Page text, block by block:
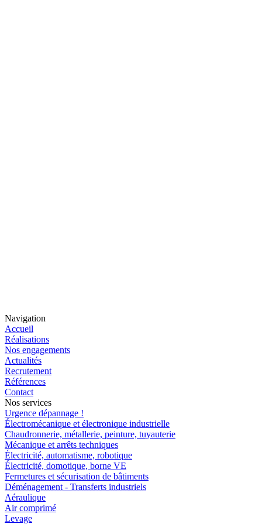
Navigation
Accueil
Réalisations
Nos engagements
Actualités
Recrutement
Références
Contact
Nos services
Urgence dépannage !
Électromécanique et électronique industrielle
Chaudronnerie, métallerie, peinture, tuyauterie
Mécanique et arrêts techniques
Électricité, automatisme, robotique
Électricité, domotique, borne VE
Fermetures et sécurisation de bâtiments
Déménagement - Transferts industriels
Aéraulique
Air comprimé
Levage